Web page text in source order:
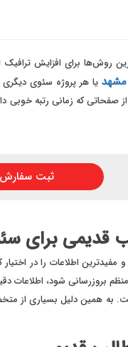
خرید سایت
خرید
روش‌ها برای افزایش
یا هر پروژه سئوی دیگری
که زمانی رتبه خوبی
ثبت سفارش
قدیمی برای
اطلاعات را در
بروزرسانی شود، اطلاعات
به همین دلیل بسیاری از